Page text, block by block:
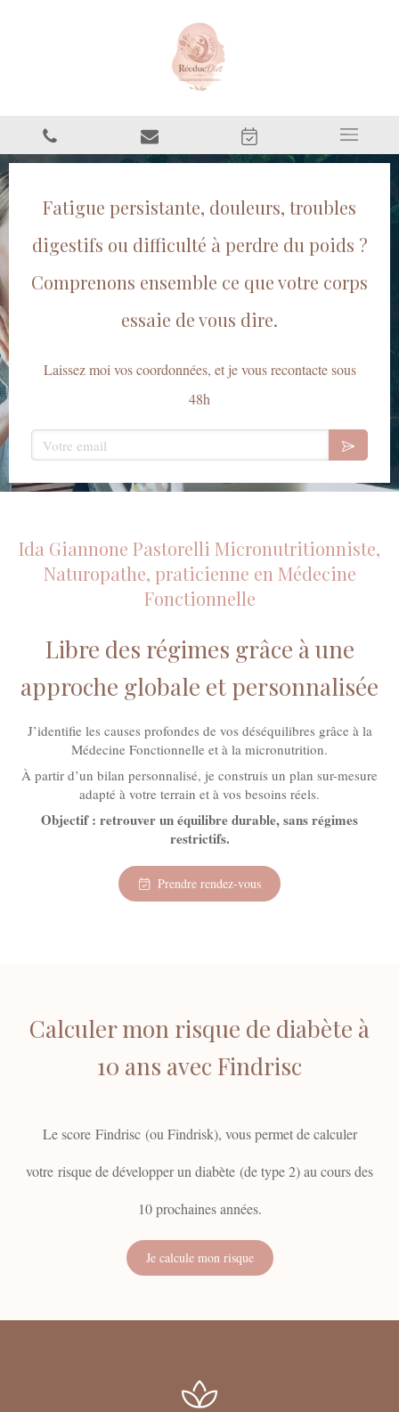
Fatigue persistante, douleurs, troubles
digestifs ou difficulté à perdre du poids ?
Comprenons ensemble ce que votre corps
essaie de vous dire.
Laissez moi vos coordonnées, et je vous recontacte sous
48h
Votre email
Ida Giannone Pastorelli Micronutritionniste,
Naturopathe, praticienne en Médecine
Fonctionnelle
Libre des régimes grâce à une
approche globale et personnalisée
J’identifie les causes profondes de vos déséquilibres grâce à la
Médecine Fonctionnelle et à la micronutrition.
À partir d’un bilan personnalisé, je construis un plan sur-mesure
adapté à votre terrain et à vos besoins réels.
Objectif : retrouver un équilibre durable, sans régimes
restrictifs.
Prendre rendez-vous
Calculer mon risque de diabète à
10 ans avec Findrisc
Le score Findrisc (ou Findrisk), vous permet de calculer
votre risque de développer un diabète (de type 2) au cours des
10 prochaines années.
Je calcule mon risque